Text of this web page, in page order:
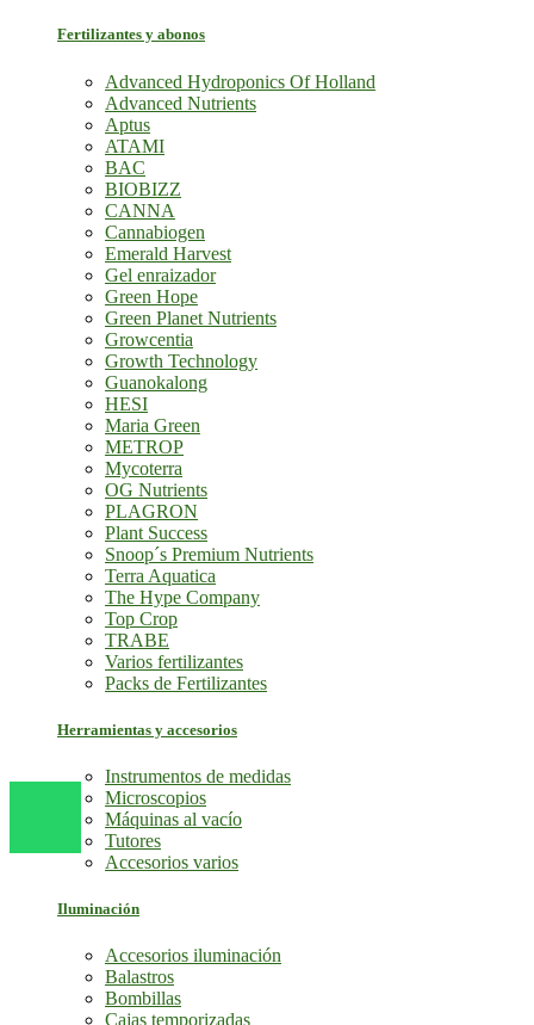
Fertilizantes y abonos
Advanced Hydroponics Of Holland
Advanced Nutrients
Aptus
ATAMI
BAC
BIOBIZZ
CANNA
Cannabiogen
Emerald Harvest
Gel enraizador
Green Hope
Green Planet Nutrients
Growcentia
Growth Technology
Guanokalong
HESI
Maria Green
METROP
Mycoterra
OG Nutrients
PLAGRON
Plant Success
Snoop´s Premium Nutrients
Terra Aquatica
The Hype Company
Top Crop
TRABE
Varios fertilizantes
Packs de Fertilizantes
Herramientas y accesorios
Instrumentos de medidas
Microscopios
Máquinas al vacío
Tutores
Accesorios varios
Iluminación
Accesorios iluminación
Balastros
Bombillas
Cajas temporizadas